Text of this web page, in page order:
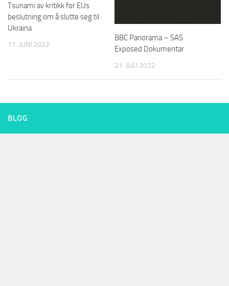
Tsunami av kritikk for EUs
beslutning om å slutte seg til
Ukraina
17. JUNI 2022
BBC Panorama – SAS
Exposed Dokumentar
21. JULI 2022
BLOG